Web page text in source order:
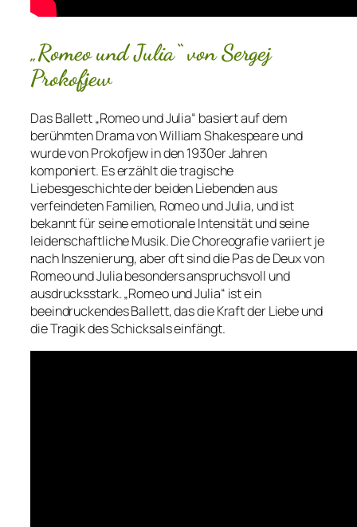
„Romeo und Julia“ von Sergej
Prokofjew
Das Ballett „Romeo und Julia“ basiert auf dem
berühmten Drama von William Shakespeare und
wurde von Prokofjew in den 1930er Jahren
komponiert. Es erzählt die tragische
Liebesgeschichte der beiden Liebenden aus
verfeindeten Familien, Romeo und Julia, und ist
bekannt für seine emotionale Intensität und seine
leidenschaftliche Musik. Die Choreografie variiert je
nach Inszenierung, aber oft sind die Pas de Deux von
Romeo und Julia besonders anspruchsvoll und
ausdrucksstark. „Romeo und Julia“ ist ein
beeindruckendes Ballett, das die Kraft der Liebe und
die Tragik des Schicksals einfängt.